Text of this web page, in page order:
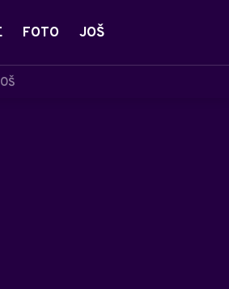
FOTO JOŠ